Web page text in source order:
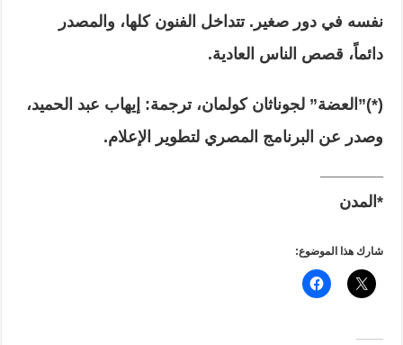
نفسه في دور صغير. تتداخل الفنون كلها، والمصدر
دائماً، قصص الناس العادية.
(*)”العضة” لجوناثان كولمان، ترجمة: إيهاب عبد الحميد،
وصدر عن البرنامج المصري لتطوير الإعلام.
*المدن
شارك هذا الموضوع: